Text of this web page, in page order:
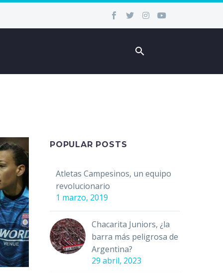
POPULAR POSTS
Atletas Campesinos, un equipo
revolucionario
1 marzo, 2019
Chacarita Juniors, ¿la
barra más peligrosa de
Argentina?
29 abril, 2023